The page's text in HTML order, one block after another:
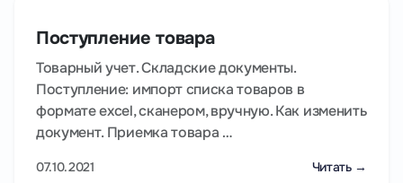
Поступление товара
Товарный учет. Складские документы.
Поступление: импорт списка товаров в
формате excel, сканером, вручную. Как изменить
документ. Приемка товара …
07.10.2021 Читать →